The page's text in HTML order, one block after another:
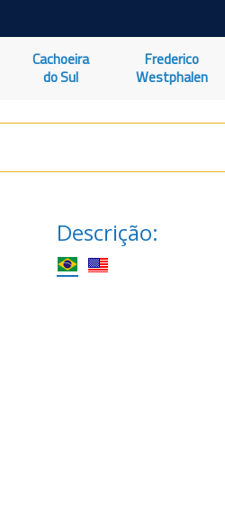
O
Cachoeira
do Sul
Frederico
Westphalen
Descrição: